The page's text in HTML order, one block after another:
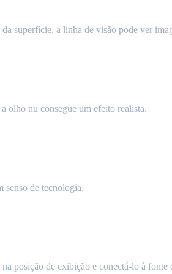
superfície, a linha de visão pode ver
olho nu consegue um efeito realista.
senso de tecnologia.
posição de exibição e conectá-lo à fonte